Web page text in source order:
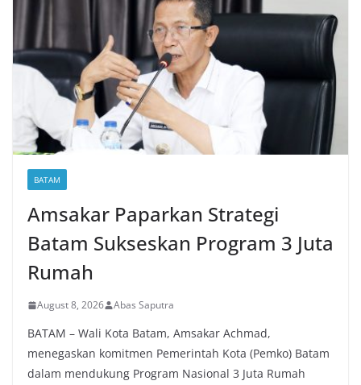
BATAM
Amsakar Paparkan Strategi
Batam Sukseskan Program 3 Juta
Rumah
August 8, 2026 Abas Saputra
BATAM – Wali Kota Batam, Amsakar Achmad,
menegaskan komitmen Pemerintah Kota (Pemko) Batam
dalam mendukung Program Nasional 3 Juta Rumah